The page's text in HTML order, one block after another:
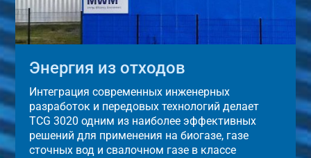
Энергия из отходов
Интеграция современных инженерных
разработок и передовых технологий делает
TCG 3020 одним из наиболее эффективных
решений для применения на биогазе, газе
сточных вод и свалочном газе в классе